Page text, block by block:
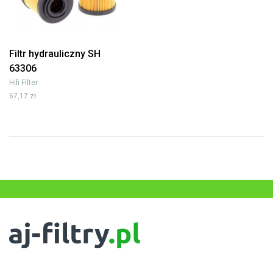
Filtr hydrauliczny SH
63306
Hifi Filter
67,17 zł